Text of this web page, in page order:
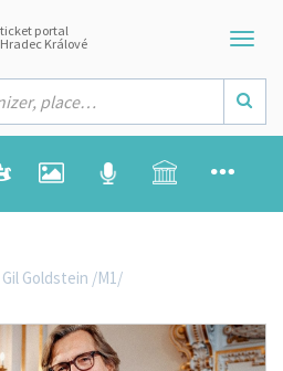
ticket portal
Hradec Králové
Goldstein /M1/